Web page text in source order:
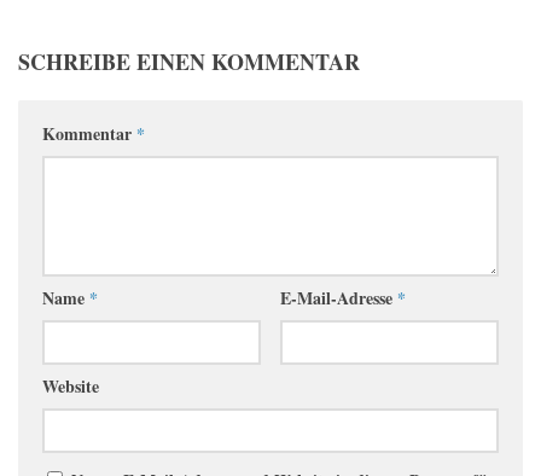
SCHREIBE EINEN KOMMENTAR
Kommentar *
Name * E-Mail-Adresse *
Website